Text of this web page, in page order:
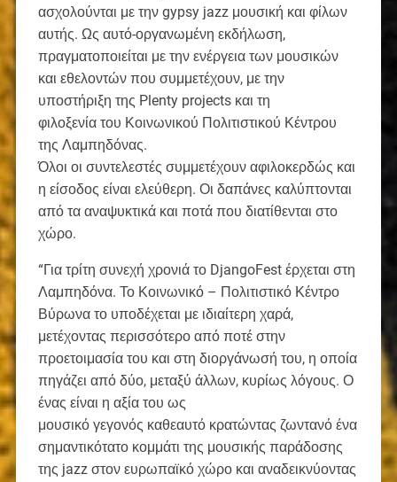
ασχολούνται με την gypsy jazz μουσική και φίλων
αυτής. Ως αυτό-οργανωμένη εκδήλωση,
πραγματοποιείται με την ενέργεια των μουσικών
και εθελοντών που συμμετέχουν, με την
υποστήριξη της Plenty projects και τη
φιλοξενία του Κοινωνικού Πολιτιστικού Κέντρου
της Λαμπηδόνας.
Όλοι οι συντελεστές συμμετέχουν αφιλοκερδώς και
η είσοδος είναι ελεύθερη. Οι δαπάνες καλύπτονται
από τα αναψυκτικά και ποτά που διατίθενται στο
χώρο.
“Για τρίτη συνεχή χρονιά το DjangoFest έρχεται στη
Λαμπηδόνα. Το Κοινωνικό – Πολιτιστικό Κέντρο
Βύρωνα το υποδέχεται με ιδιαίτερη χαρά,
μετέχοντας περισσότερο από ποτέ στην
προετοιμασία του και στη διοργάνωσή του, η οποία
πηγάζει από δύο, μεταξύ άλλων, κυρίως λόγους. Ο
ένας είναι η αξία του ως
μουσικό γεγονός καθεαυτό κρατώντας ζωντανό ένα
σημαντικότατο κομμάτι της μουσικής παράδοσης
της jazz στον ευρωπαϊκό χώρο και αναδεικνύοντας